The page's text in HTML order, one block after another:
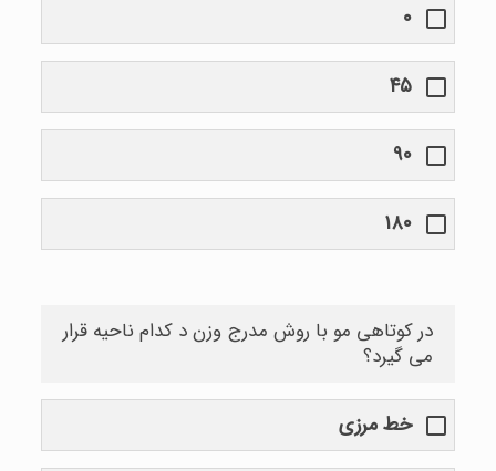
۰
۴۵
۹۰
۱۸۰
در کوتاهی مو با روش مدرج وزن د کدام ناحیه قرار
می گیرد؟
خط مرزی